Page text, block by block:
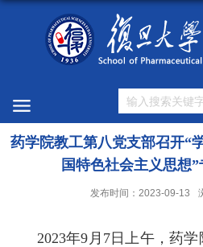
药学院教工第八党支部召开“
国特色社会主义思想
发布时间：2023-09-13
2023年9 月 7日上午，药学